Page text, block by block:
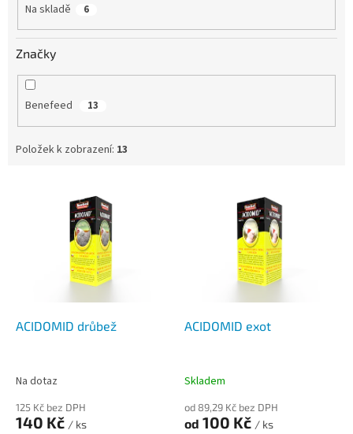
Na skladě 6
Značky
Benefeed 13
Položek k zobrazení: 13
ACIDOMID drůbež
Na dotaz
125 Kč bez DPH
140 Kč / ks
ACIDOMID exot
Skladem
od 89,29 Kč bez DPH
od 100 Kč / ks